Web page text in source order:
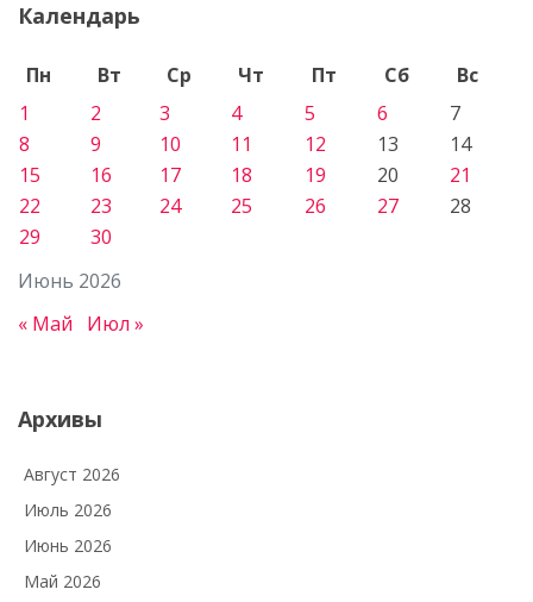
Календарь
Июнь 2026
Пн Вт Ср Чт Пт Сб
Вс
1
2 3 4 5 6
7
8
9 10 11 12 13
14
15
16 17 18 19 20
21
22
23 24 25 26 27
28
29
30
« Май Июл »
Архивы
Август 2026
Июль 2026
Июнь 2026
Май 2026